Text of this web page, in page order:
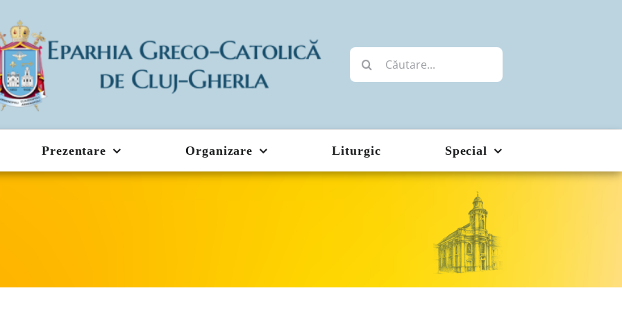
Cautare...
Prezentare Organizare Liturgic Special